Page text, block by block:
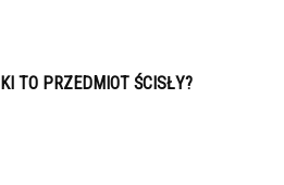
TO PRZEDMIOT ŚCISŁY?